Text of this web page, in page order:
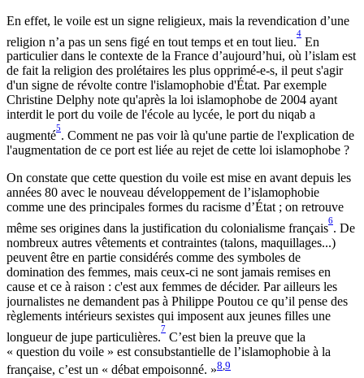
En effet, le voile est un signe religieux, mais la revendication d’une
religion n’a pas un sens figé en tout temps et en tout lieu.
4
En
particulier dans le contexte de la France d’aujourd’hui, où l’islam est
de fait la religion des prolétaires les plus opprimé-e-s, il peut s'agir
d'un signe de révolte contre l'islamophobie d'État. Par exemple
Christine Delphy note qu'après la loi islamophobe de 2004 ayant
interdit le port du voile de l'école au lycée, le port du niqab a
augmenté
5
. Comment ne pas voir là qu'une partie de l'explication de
l'augmentation de ce port est liée au rejet de cette loi islamophobe ?
On constate que cette question du voile est mise en avant depuis les
années 80 avec le nouveau développement de l’islamophobie
comme une des principales formes du racisme d’État ; on retrouve
même ses origines dans la justification du colonialisme français
6
. De
nombreux autres vêtements et contraintes (talons, maquillages...)
peuvent être en partie considérés comme des symboles de
domination des femmes, mais ceux-ci ne sont jamais remises en
cause et ce à raison : c'est aux femmes de décider. Par ailleurs les
journalistes ne demandent pas à Philippe Poutou ce qu’il pense des
règlements intérieurs sexistes qui imposent aux jeunes filles une
longueur de jupe particulières.
7
C’est bien la preuve que la
« question du voile » est consubstantielle de l’islamophobie à la
française, c’est un « débat empoisonné. »8 9